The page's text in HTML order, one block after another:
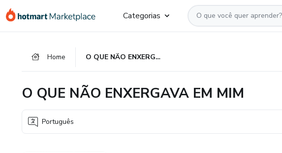
para
para
para
Categorias
Home O QUE NÃO ENXERGAVA EM MIM
O QUE NÃO ENXERGAVA EM MIM
Português